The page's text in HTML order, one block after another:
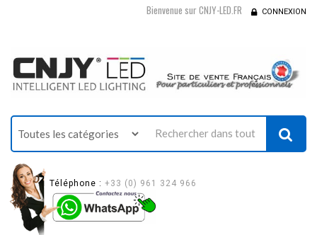
Bienvenue sur CNJY-LED.FR CONNEXION
Téléphone : +33 (0) 961 324 966